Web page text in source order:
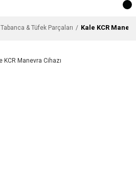
Tabanca & Tüfek Parçaları Kale KCR